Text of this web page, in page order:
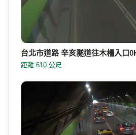
台北市道路 辛亥隧道往木柵入口
距離 610 公尺